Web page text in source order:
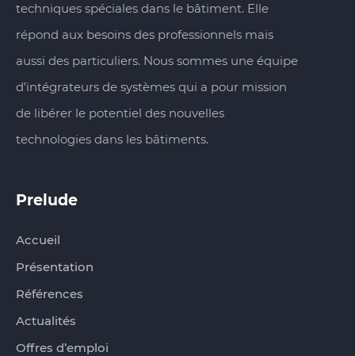
techniques spéciales dans le bâtiment. Elle
répond aux besoins des professionnels mais
aussi des particuliers. Nous sommes une équipe
d’intégrateurs de systèmes qui a pour mission
de libérer le potentiel des nouvelles
technologies dans les bâtiments.
Prelude
Accueil
Présentation
Références
Actualités
Offres d’emploi